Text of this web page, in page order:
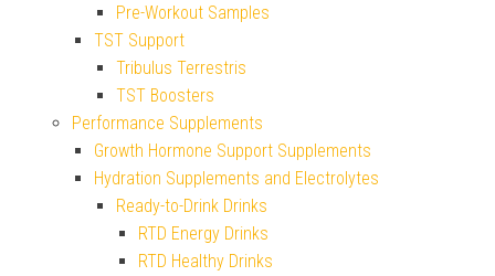
Pre-Workout Samples
TST Support
Tribulus Terrestris
TST Boosters
Performance Supplements
Growth Hormone Support Supplements
Hydration Supplements and Electrolytes
Ready-to-Drink Drinks
RTD Energy Drinks
RTD Healthy Drinks